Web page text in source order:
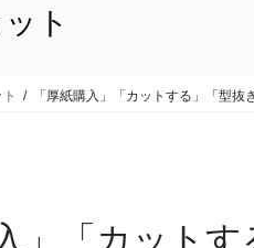
ト
「厚紙購入」「カットする」「型
」「カット